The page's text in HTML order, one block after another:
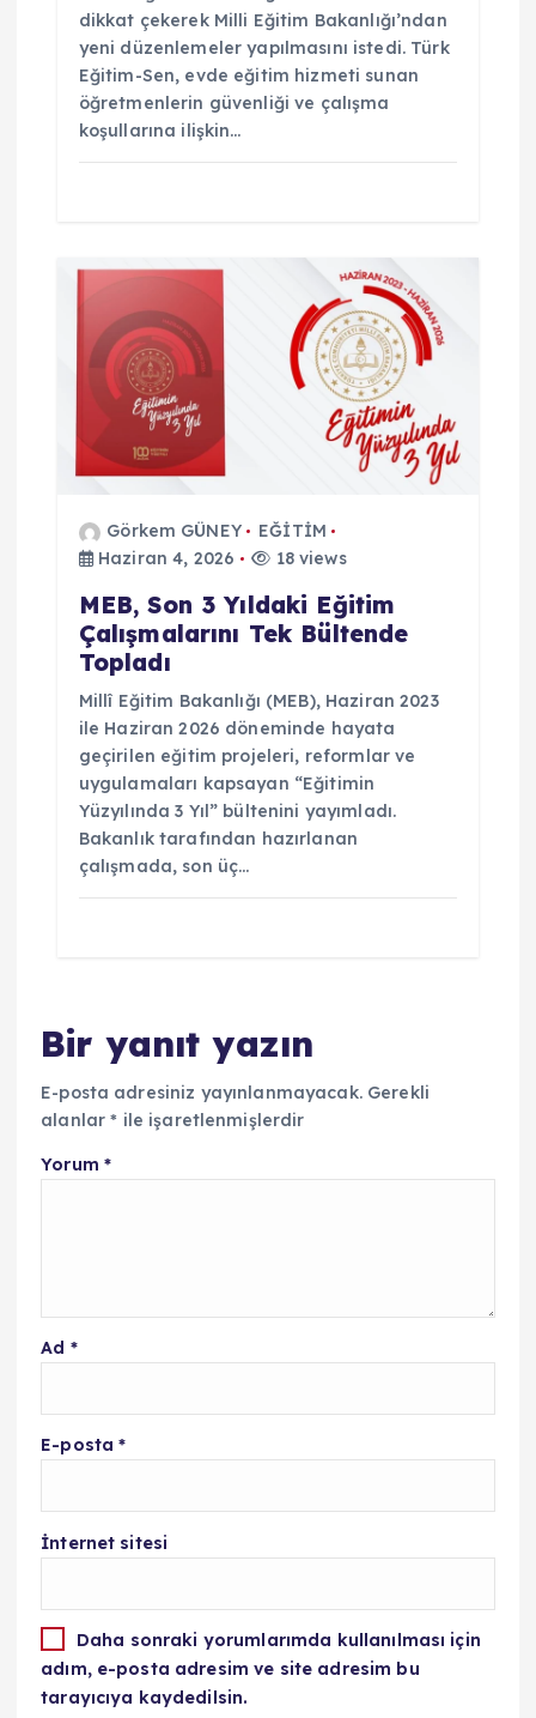
dikkat çekerek Milli Eğitim Bakanlığı’ndan
yeni düzenlemeler yapılmasını istedi. Türk
Eğitim-Sen, evde eğitim hizmeti sunan
öğretmenlerin güvenliği ve çalışma
koşullarına ilişkin…
Görkem GÜNEY
EĞİTİM
Haziran 4, 2026
18 views
MEB, Son 3 Yıldaki Eğitim
Çalışmalarını Tek Bültende
Topladı
Millî Eğitim Bakanlığı (MEB), Haziran 2023
ile Haziran 2026 döneminde hayata
geçirilen eğitim projeleri, reformlar ve
uygulamaları kapsayan “Eğitimin
Yüzyılında 3 Yıl” bültenini yayımladı.
Bakanlık tarafından hazırlanan
çalışmada, son üç…
Bir yanıt yazın
E-posta adresiniz yayınlanmayacak. Gerekli
alanlar* ile işaretlenmişlerdir
Yorum *
Ad *
E-posta*
İnternet sitesi
Daha sonraki yorumlarımda kullanılması için
adım, e-posta adresim ve site adresim bu
tarayıcıya kaydedilsin.